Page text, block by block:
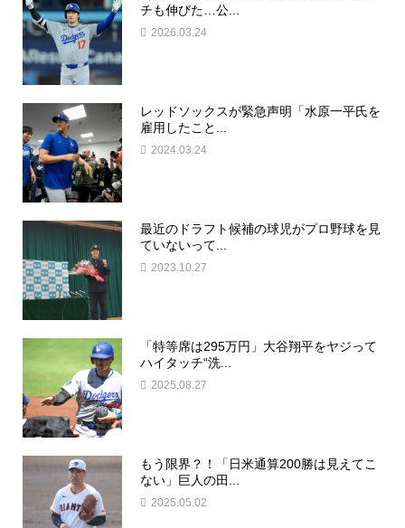
チも伸びた…公...
2026.03.24
レッドソックスが緊急声明「水原一平氏を
雇用したこと...
2024.03.24
最近のドラフト候補の球児がプロ野球を見
ていないって...
2023.10.27
「特等席は295万円」大谷翔平をヤジって
ハイタッチ“洗...
2025.08.27
もう限界？！「日米通算200勝は見えてこ
ない」巨人の田...
2025.05.02